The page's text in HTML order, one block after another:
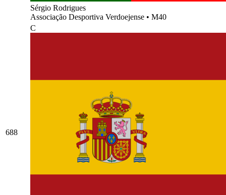
Sérgio Rodrigues
Associação Desportiva Verdoejense • M40
688
C